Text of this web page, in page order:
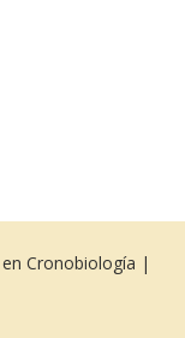
Cronobiología |